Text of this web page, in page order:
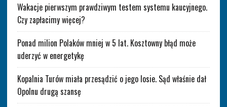
Wakacje pierwszym prawdziwym testem systemu kaucyjnego.
Czy zapłacimy więcej?
Ponad milion Polaków mniej w 5 lat. Kosztowny błąd może
uderzyć w energetykę
Kopalnia Turów miała przesądzić o jego losie. Sąd właśnie dał
Opolnu drugą szansę